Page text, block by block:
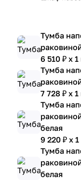
Тумба
6 510 ₽ x
Тумба
7 728 ₽ x
Тумба
белая
9 220 ₽ x
Тумба
белая